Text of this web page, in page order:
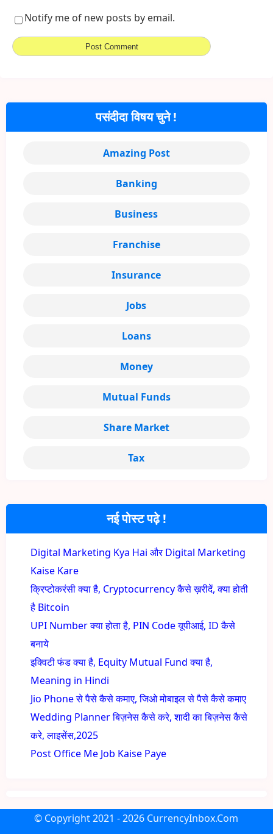
Notify me of new posts by email.
नई पोस्ट पढ़े !
Digital Marketing Kya Hai और Digital Marketing
Kaise Kare
क्रिप्टोकरंसी क्या है, Cryptocurrency कैसे ख़रीदें, क्या होती
है Bitcoin
UPI Number क्या होता है, PIN Code यूपीआई, ID कैसे
बनाये
इक्विटी फंड क्या है, Equity Mutual Fund क्या है,
Meaning in Hindi
Jio Phone से पैसे कैसे कमाए, जिओ मोबाइल से पैसे कैसे कमाए
Wedding Planner बिज़नेस कैसे करे, शादी का बिज़नेस कैसे
करे, लाइसेंस,2025
Post Office Me Job Kaise Paye
पसंदीदा विषय चुने !
Amazing Post
Banking
Business
Franchise
Insurance
Jobs
Loans
Money
Mutual Funds
Share Market
Tax
© Copyright2021 - 2026 CurrencyInbox.Com